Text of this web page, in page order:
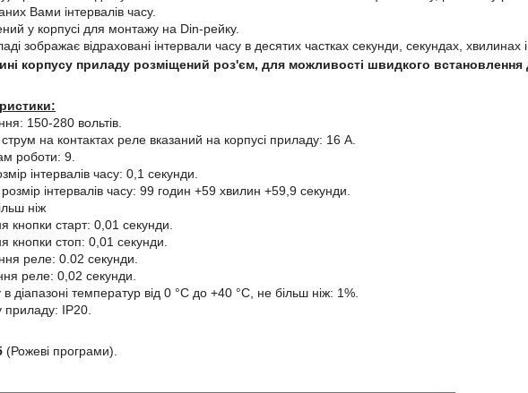
Вами інтервалів часу.
у корпусі для монтажу на Din-рейку.
зображає відраховані інтервали часу в десятих частках секунди, секундах, хвилинах
корпусу приладу розміщений роз'єм, для можливості швидкого встановлення
150-280 вольтів.
на контактах реле вказаний на корпусі приладу: 16 А.
роботи: 9.
інтервалів часу: 0,1 секунди.
інтервалів часу: 99 годин +59 хвилин +59,9 секунди.
ніж
старт: 0,01 секунди.
стоп: 0,01 секунди.
реле: 0.02 секунди.
реле: 0,02 секунди.
в діапазоні температур від 0 °C до +40 °C, не більш ніж: 1%.
приладу: IP20.
(Рожеві програми).